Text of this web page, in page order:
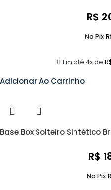
R$
Em até 4x de
No Pix
Adicionar Ao Carrinho
Base Box Solteiro Sintético
R$
No Pix